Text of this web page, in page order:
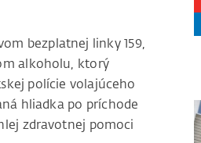
bezplatnej linky 159,
alkoholu, ktorý
polície volajúceho
hliadka po príchode
zdravotnej pomoci